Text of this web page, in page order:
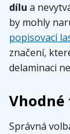
dílu a
by mohly
popisovací
značení,
delaminaci
Vhodné
Správná